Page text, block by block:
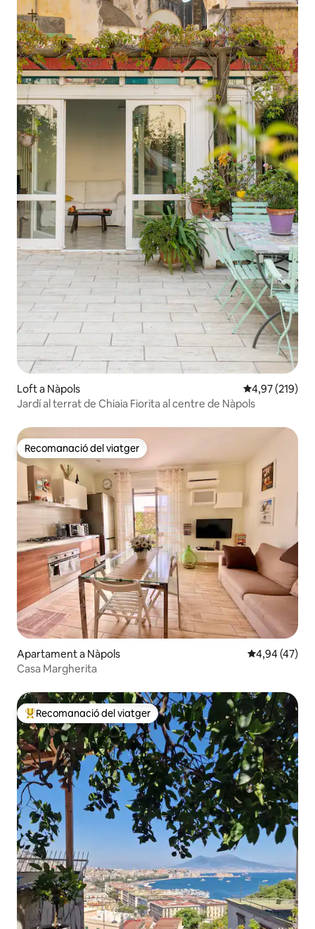
Loft a Nàpols 4,97 de
4,97 (219)
Jardí al terrat de Chiaia Fiorita al centre de Nàpols
Recomanació del viatger
Recomanació del viatger
Apartament a Nàpols 4,94 de
4,94 (47)
Casa Margherita
Principals recomanacions dels viatgers
Recomanació del viatger